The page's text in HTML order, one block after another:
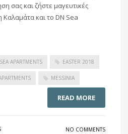
σας και ζήστε μαγευτικές
και το DN Sea
APARTMENTS EASTER 2018
MESSINIA
READ MORE
NO COMMENTS